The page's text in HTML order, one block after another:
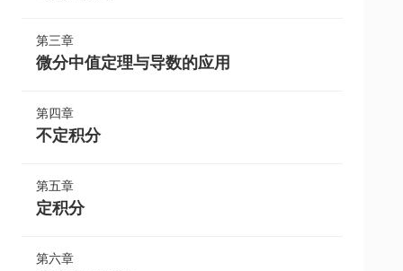
第三章
微分中值定理与导数的应用
第四章
不定积分
第五章
定积分
第六章